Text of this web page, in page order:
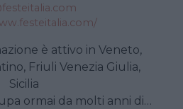
è attivo in Veneto,
Friuli Venezia Giulia,
Sicilia
ormai da molti anni di